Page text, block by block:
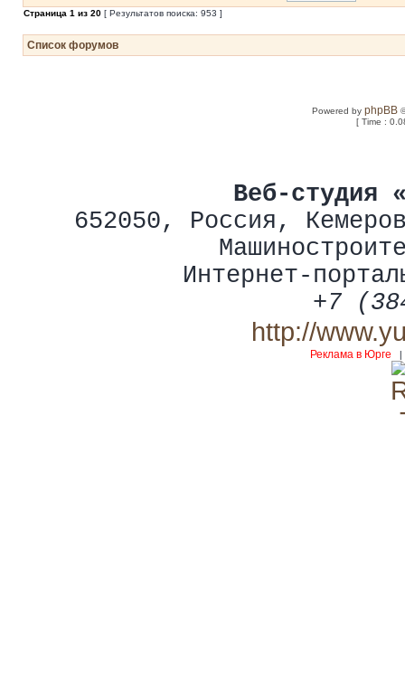
Страница 1 из 20 [ Результатов поиска: 953 ]
Список форумов
Powered byphpBB
[ Time :
Веб-студия
652050, Россия ,
Интернет-
+7
http://
Реклама в Юрге